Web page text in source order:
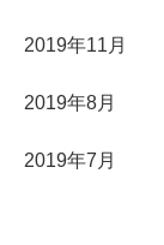
2019年11月
2019年8月
2019年7月